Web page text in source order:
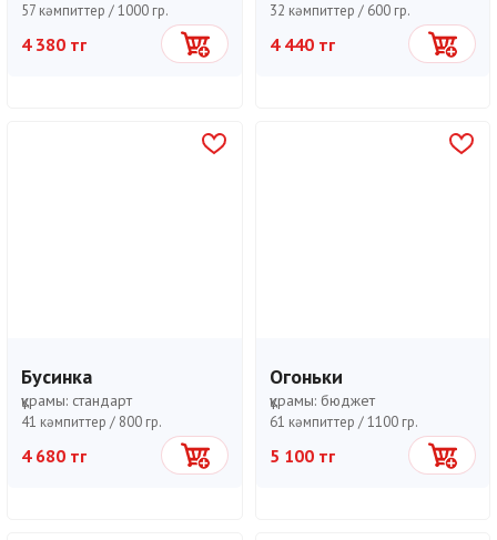
57 кәмпиттер /1000 гр.
4 380 тг Себетке
32 кәмпиттер / 600 гр.
4 440 тг Себетке
Бусинка
құрамы: стандарт
41 кәмпиттер / 800 гр.
4 680 тг Себетке
Огоньки
құрамы: бюджет
61 кәмпиттер /1100 гр.
5 100 тг Себетке